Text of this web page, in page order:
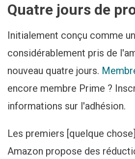
Quatre jours de
Initialement conçu comme
considérablement pris de
nouveau quatre jours.
encore membre Prime ?
informations sur l'adhésion.
Les premiers [quelque
Amazon propose des